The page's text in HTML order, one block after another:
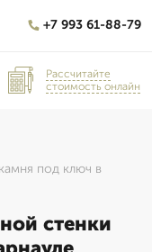
+7 993 61-88-79
Рассчитайте
стоимость онлайн
под ключ в
стенки